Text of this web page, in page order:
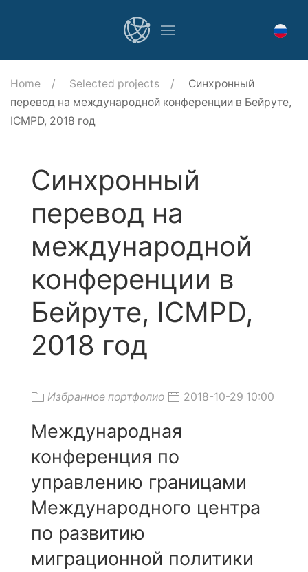
Home Selected projects
Синхронный
перевод на международной конференции в Бейруте,
ICMPD, 2018 год
Синхронный
перевод на
международной
конференции в
Бейруте, ICMPD,
2018 год
Избранное портфолио 2018-10-29 10:00
Международная
конференция по
управлению границами
Международного центра
по развитию
миграционной политики